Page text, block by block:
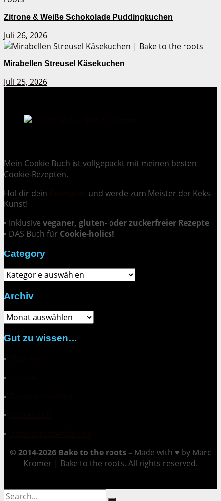
Zitrone & Weiße Schokolade Puddingkuchen
Juli 26, 2026
Mirabellen Streusel Käsekuchen
Juli 25, 2026
Mein Cookie Buch ist vollgepackt mit meinen besten
Cookie-Rezepten.
Hol dir dein
und werde zum Meister der Keks-
Kunst!
▪ Inklusive veganer, gluten- oder zuckerfreier Rezepte
▪ DAS Buch für Cookie-holics!
Category
Category
Archiv
Archiv
Gut zu wissen…
▪
▪
▪
▪
▪
© 2014-2026 Bake to the roots – Made with ♥ by Marc
Kromer | Bake to the roots. All rights reserved.